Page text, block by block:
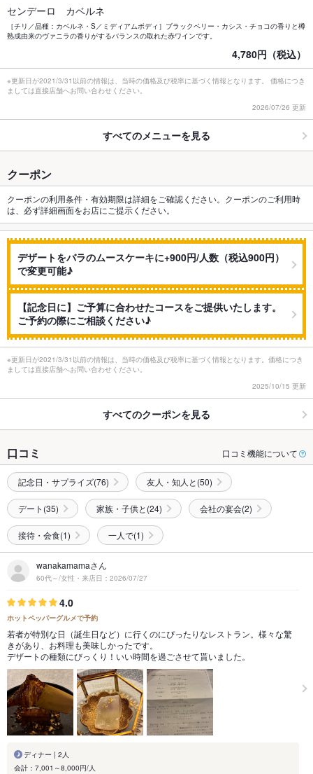
センデーロ カベルネ
［チリ／品種：カベルネ・S／ミディアムボディ］ブラックベリー・カシス・チョコの香りと樽
熟成由来のヴァニラの香りがするバランスの取れた赤ワインです。
4,780円（税込）
※更新日が2021/3/31以前の情報は、当時の価格及び税率に基づく情報となります。 価格につき
ましては直接店舗へお問い合わせください。
2026/07/26 更新
すべてのメニューを見る
クーポン
クーポンの利用条件・有効期限は詳細をご確認ください。クーポンのご利用時
は、必ず詳細画面をお店にご提示ください。
デザートをバラのムースケーキに+900円/人数（税込900円）
で変更可能♪
【記念日に】ご予算に合わせたコースをご提供いたします。
ご予約の際にご相談ください♪
※更新日が2021/3/31以前の情報は、当時の価格及び税率に基づく情報となります。価格につき
ましては直接店舗へお問い合わせください。
2025/10/15 更新
すべてのクーポンを見る
口コミ 口コミ機能について
記念日・サプライズ(76) 友人・知人と(50)
デート(35) 家族・子供と(24) 会社の宴会(2)
接待・会食(1) 一人で(1)
wanakamamaさん
60代～/女性・来店日：2026/07/27
4.0
ホットペッパーグルメで予約
若者が特別な日（誕生日など）に行くのにぴったりなレストラン。様々な驚
きがあり、お料理も美味しかったです。
デザートの種類にびっくり！いい時間を過ごさせて貰いました。
ディナー | 2人
会計：7,001～8,000円/人